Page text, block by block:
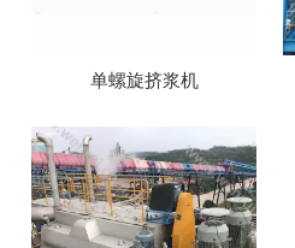
单螺旋挤浆机